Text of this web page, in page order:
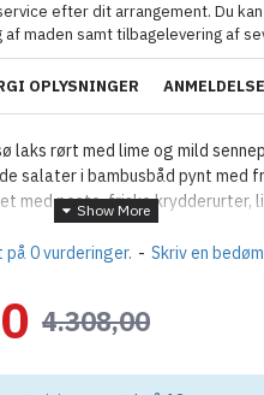
efter dit arrangement. Du
af maden samt tilbagelevering af
OPLYSNINGER
laks rørt med lime og mild
salater i bambusbåd pynt med
med pesto, friske krydderurter,
marineret med friske
friskkværnet citronpeber,
æblevinaigrette, rød piment,
solsikkekerner
0 vurderinger. - Skriv en
4.308,00